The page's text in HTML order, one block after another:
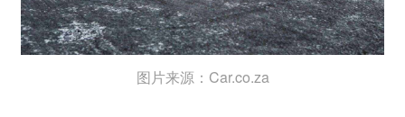
图片来源：Car.co.za